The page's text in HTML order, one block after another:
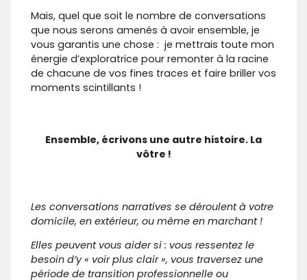
Mais, quel que soit le nombre de conversations
que nous serons amenés à avoir ensemble, je
vous garantis une chose : je mettrais toute mon
énergie d’exploratrice pour remonter à la racine
de chacune de vos fines traces et faire briller vos
moments scintillants !
Ensemble, écrivons une autre histoire. La
vôtre !
Les conversations narratives se déroulent à votre
domicile, en extérieur, ou même en marchant !
Elles peuvent vous aider si : vous ressentez le
besoin d’y « voir plus clair », vous traversez une
période de transition professionnelle ou